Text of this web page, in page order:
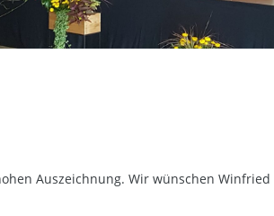
Auszeichnung. Wir wünschen